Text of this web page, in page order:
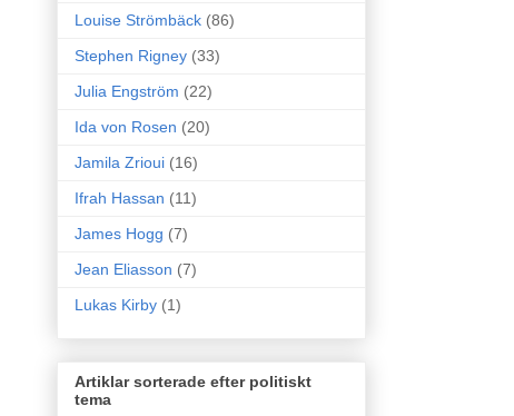
Louise Strömbäck (86)
Stephen Rigney (33)
Julia Engström (22)
Ida von Rosen (20)
Jamila Zrioui (16)
Ifrah Hassan (11)
James Hogg (7)
Jean Eliasson (7)
Lukas Kirby (1)
Artiklar sorterade efter politiskt
tema